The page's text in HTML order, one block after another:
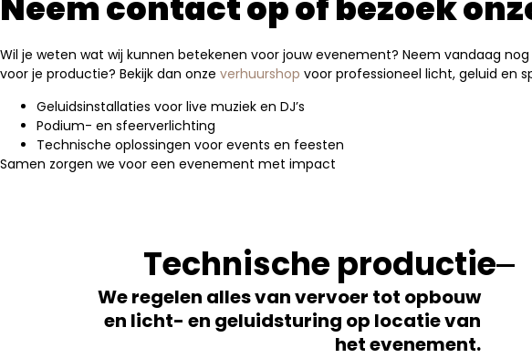
Wil je weten wat wij kunnen betekenen voor jouw evenement? Neem vandaag nog
voor je productie? Bekijk dan onze verhuurshop voor professioneel licht, geluid en
Geluidsinstallaties voor live muziek en DJ’s
Podium- en sfeerverlichting
Technische oplossingen voor events en feesten
Samen zorgen we voor een evenement met impact
Technische productie
We regelen alles van vervoer tot opbouw
en licht- en geluidsturing op locatie van
het evenement.